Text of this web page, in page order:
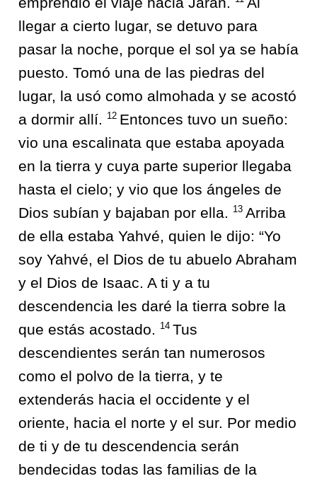
llegar a cierto lugar, se detuvo para
pasar la noche, porque el sol ya se había
puesto. Tomó una de las piedras del
lugar, la usó como almohada y se acostó
a dormir allí.
12 Entonces tuvo un sueño:
vio una escalinata que estaba apoyada
en la tierra y cuya parte superior llegaba
hasta el cielo; y vio que los ángeles de
Dios subían y bajaban por ella.
13 Arriba
de ella estaba Yahvé, quien le dijo: “Yo
soy Yahvé, el Dios de tu abuelo Abraham
y el Dios de Isaac. A ti y a tu
descendencia les daré la tierra sobre la
que estás acostado.
14 Tus
descendientes serán tan numerosos
como el polvo de la tierra, y te
extenderás hacia el occidente y el
oriente, hacia el norte y el sur. Por medio
de ti y de tu descendencia serán
bendecidas todas las familias de la